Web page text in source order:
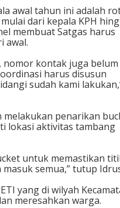
awal tahun ini adalah
dari kepala KPH
membuat Satgas harus
awal.
nomor kontak juga belum
harus disusun
sudah kami
melakukan penarikan
lokasi aktivitas tambang
untuk memastikan
semua,” tutup
yang di wilyah
meresahkan warga.